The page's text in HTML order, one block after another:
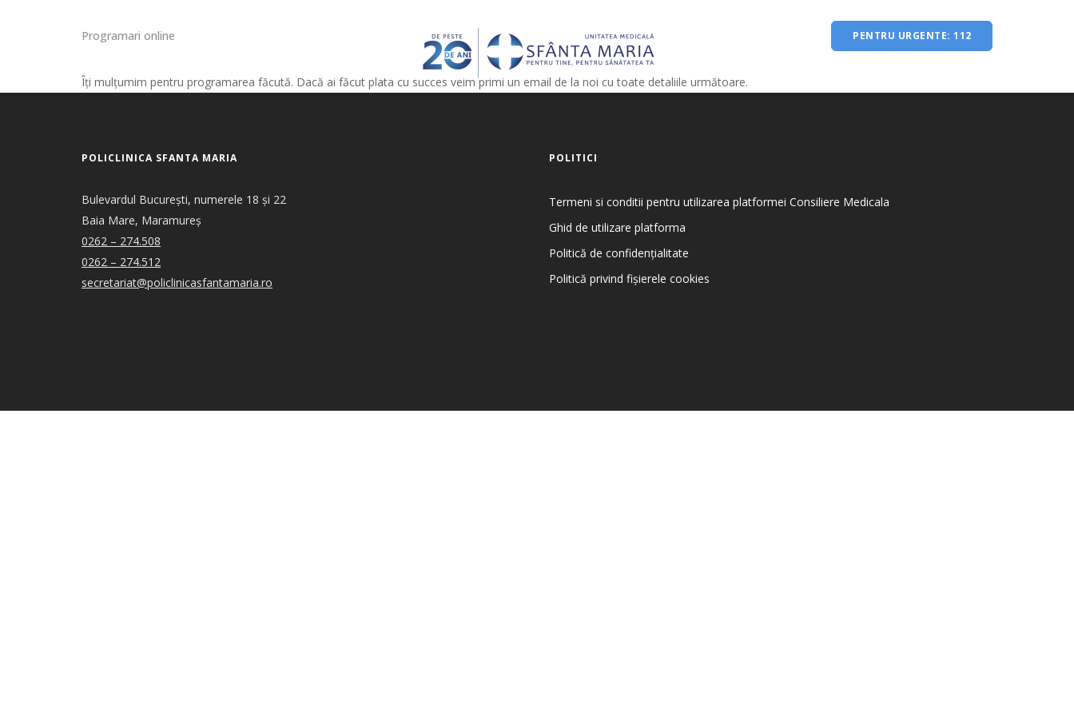
Programari online PENTRU URGENTE: 112
Îți mulțumim pentru programarea făcută. Dacă ai făcut plata cu succes veim primi un email de la noi cu toate detaliile următoare.
POLICLINICA SFANTA MARIA
Bulevardul București, numerele 18 și 22
Baia Mare, Maramureș
0262 – 274.508
0262 – 274.512
secretariat@policlinicasfantamaria.ro
POLITICI
Termeni si conditii pentru utilizarea platformei Consiliere Medicala
Ghid de utilizare platforma
Politică de confidențialitate
Politică privind fișierele cookies